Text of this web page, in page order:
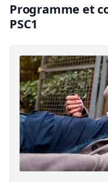
Programme et
PSC1